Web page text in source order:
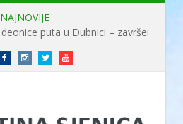
NAJNOVIJE
FacebookInstagramTwitterYoutube